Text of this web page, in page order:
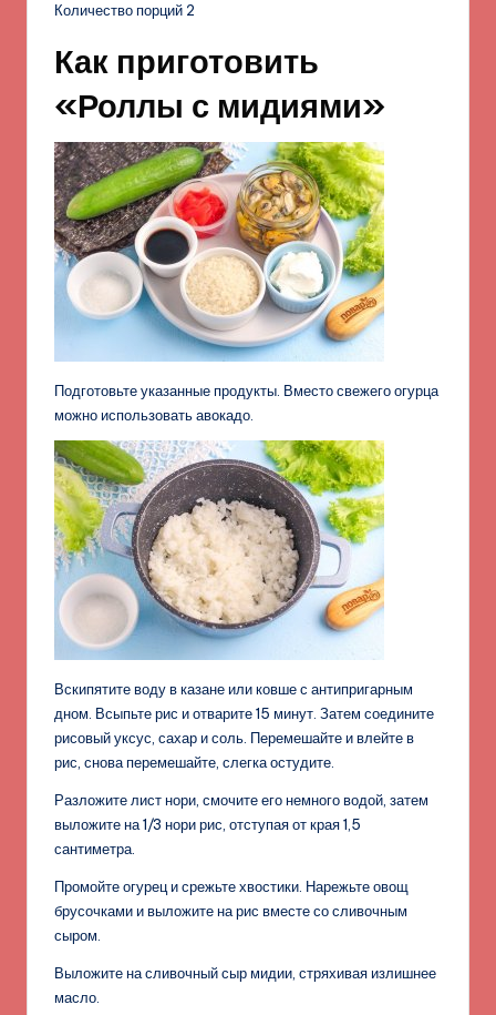
Количество порций 2
Как приготовить
«Роллы с мидиями»
Подготовьте указанные продукты. Вместо свежего огурца
можно использовать авокадо.
Вскипятите воду в казане или ковше с антипригарным
дном. Всыпьте рис и отварите 15 минут. Затем соедините
рисовый уксус, сахар и соль. Перемешайте и влейте в
рис, снова перемешайте, слегка остудите.
Разложите лист нори, смочите его немного водой, затем
выложите на 1/3 нори рис, отступая от края 1,5
сантиметра.
Промойте огурец и срежьте хвостики. Нарежьте овощ
брусочками и выложите на рис вместе со сливочным
сыром.
Выложите на сливочный сыр мидии, стряхивая излишнее
масло.